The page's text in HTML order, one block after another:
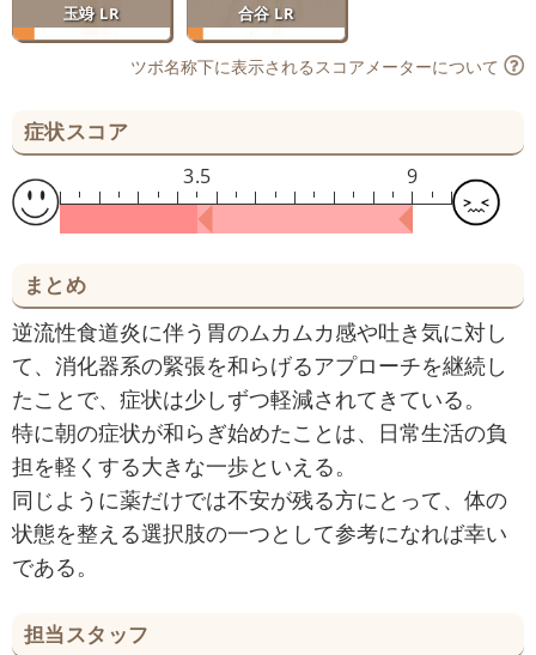
玉竧 LR 合谷 LR
ツボ名称下に表示されるスコアメーターについて
症状スコア
9
3.5
まとめ
逆流性食道炎に伴う胃のムカムカ感や吐き気に対し
て、消化器系の緊張を和らげるアプローチを継続し
たことで、症状は少しずつ軽減されてきている。
特に朝の症状が和らぎ始めたことは、日常生活の負
担を軽くする大きな一歩といえる。
同じように薬だけでは不安が残る方にとって、体の
状態を整える選択肢の一つとして参考になれば幸い
である。
担当スタッフ